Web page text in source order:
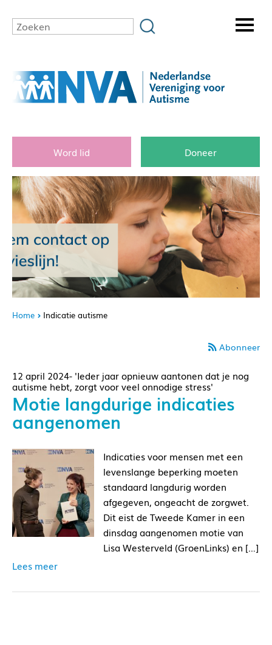
Word lid Doneer
Home Indicatie autisme
Abonneer
12 april 2024- 'Ieder jaar opnieuw aantonen dat je nog
autisme hebt, zorgt voor veel onnodige stress'
Motie langdurige indicaties
aangenomen
Indicaties voor mensen met een
levenslange beperking moeten
standaard langdurig worden
afgegeven, ongeacht de zorgwet.
Dit eist de Tweede Kamer in een
dinsdag aangenomen motie van
Lisa Westerveld (GroenLinks) en […]
Lees meer